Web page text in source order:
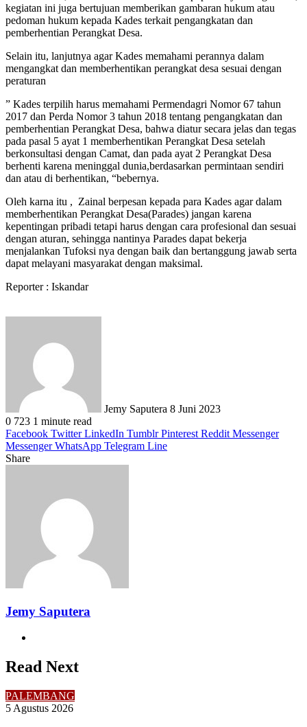
kegiatan ini juga bertujuan memberikan gambaran hukum atau
pedoman hukum kepada Kades terkait pengangkatan dan
pemberhentian Perangkat Desa.
Selain itu, lanjutnya agar Kades memahami perannya dalam
mengangkat dan memberhentikan perangkat desa sesuai dengan
peraturan
” Kades terpilih harus memahami Permendagri Nomor 67 tahun
2017 dan Perda Nomor 3 tahun 2018 tentang pengangkatan dan
pemberhentian Perangkat Desa, bahwa diatur secara jelas dan tegas
pada pasal 5 ayat 1 memberhentikan Perangkat Desa setelah
berkonsultasi dengan Camat, dan pada ayat 2 Perangkat Desa
berhenti karena meninggal dunia,berdasarkan permintaan sendiri
dan atau di berhentikan, “bebernya.
Oleh karna itu , Zainal berpesan kepada para Kades agar dalam
memberhentikan Perangkat Desa(Parades) jangan karena
kepentingan pribadi tetapi harus dengan cara profesional dan sesuai
dengan aturan, sehingga nantinya Parades dapat bekerja
menjalankan Tufoksi nya dengan baik dan bertanggung jawab serta
dapat melayani masyarakat dengan maksimal.
Reporter : Iskandar
Jemy Saputera 8 Juni 2023
0 723 1 minute read
Facebook Twitter LinkedIn Tumblr Pinterest Reddit Messenger
Messenger WhatsApp Telegram Line
Share
Jemy Saputera
Read Next
PALEMBANG
5 Agustus 2026